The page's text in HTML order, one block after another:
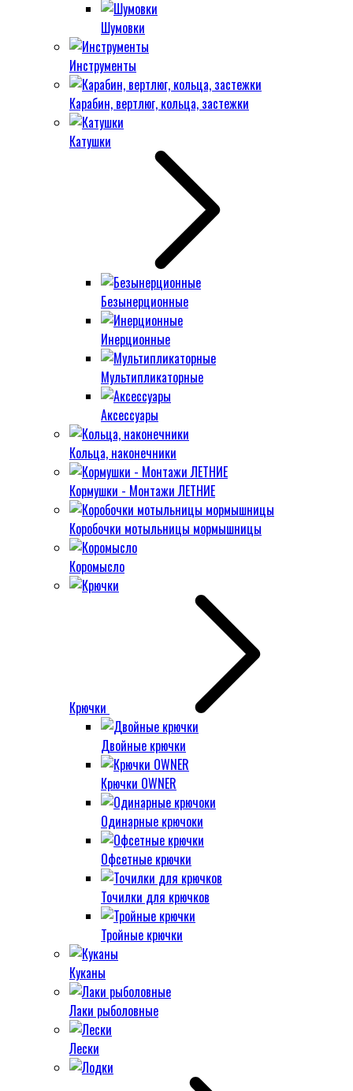
Шумовки
Инструменты
Карабин, вертлюг, кольца, застежки
Катушки
Безынерционные
Инерционные
Мультипликаторные
Аксессуары
Кольца, наконечники
Кормушки - Монтажи ЛЕТНИЕ
Коробочки мотыльницы мормышницы
Коромысло
Крючки
Двойные крючки
Крючки OWNER
Одинарные крючоки
Офсетные крючки
Точилки для крючков
Тройные крючки
Куканы
Лаки рыболовные
Лески